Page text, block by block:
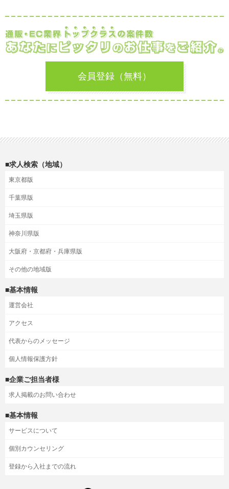
会員登録（無料）
■求人検索（地域）
東京都版
千葉県版
埼玉県版
神奈川県版
大阪府・京都府・兵庫県版
その他の地域版
■基本情報
運営会社
アクセス
代表からのメッセージ
個人情報保護方針
■企業ご担当者様
求人掲載のお問い合わせ
■基本情報
サービスについて
個別カウンセリング
登録から入社までの流れ